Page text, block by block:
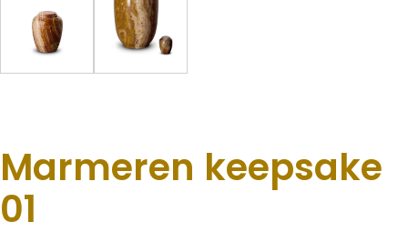
Marmeren keepsake
01